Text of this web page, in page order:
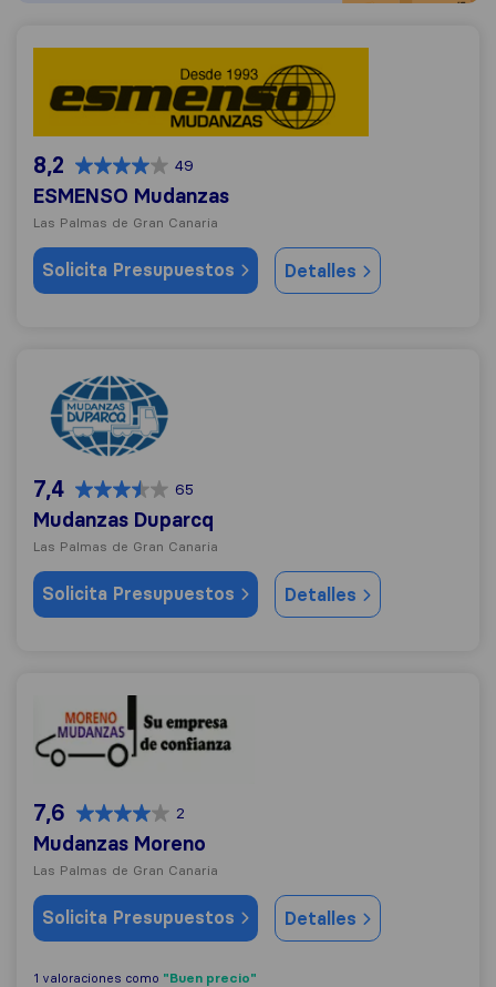
8,2 49
ESMENSO Mudanzas
Las Palmas de Gran Canaria
Solicita Presupuestos Detalles
Mudanzas Duparcq
7,4 65
Mudanzas Duparcq
Las Palmas de Gran Canaria
Solicita Presupuestos Detalles
Mudanzas Moreno
7,6 2
Mudanzas Moreno
Las Palmas de Gran Canaria
Solicita Presupuestos Detalles
1 valoraciones como "Buen precio"